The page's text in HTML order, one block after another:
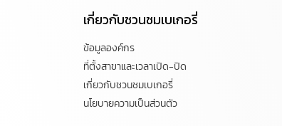
เกี่ยวกับชวนชมเบเกอรี่
ข้อมูลองค์กร
ที่ตั้งสาขาและเวลาเปิด-ปิด
เกี่ยวกับชวนชมเบเกอรี่
นโยบายความเป็นส่วนตัว